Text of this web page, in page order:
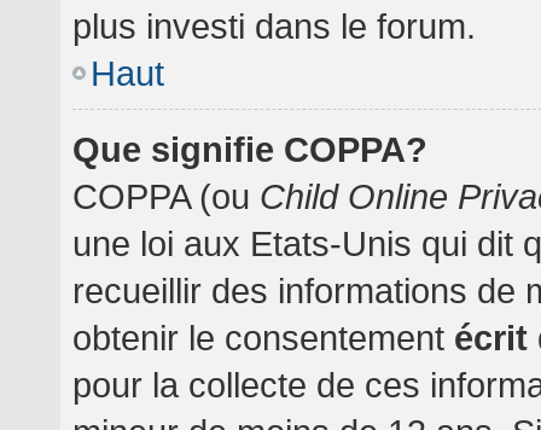
plus investi dans le forum.
Haut
Que signifie COPPA?
COPPA (ou Child Online
une loi aux Etats-Unis qui dit
recueillir des informations de
obtenir le consentement écrit
pour la collecte de ces